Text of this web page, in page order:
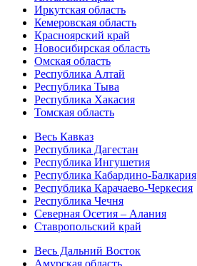
Иркутская область
Кемеровская область
Красноярский край
Новосибирская область
Омская область
Республика Алтай
Республика Тыва
Республика Хакасия
Томская область
Весь Кавказ
Республика Дагестан
Республика Ингушетия
Республика Кабардино-Балкария
Республика Карачаево-Черкесия
Республика Чечня
Северная Осетия – Алания
Ставропольский край
Весь Дальний Восток
Амурская область